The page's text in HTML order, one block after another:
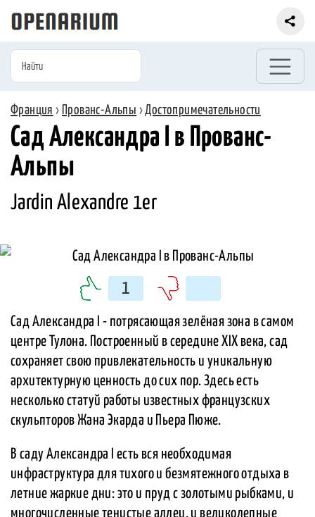
Франция › Прованс-Альпы ›Достопримечательности
Сад Александра I в Прованс-
Альпы
Jardin Alexandre 1er
1
Сад Александра I - потрясающая зелёная зона в самом
центре Тулона. Построенный в середине XIX века, сад
сохраняет свою привлекательность и уникальную
архитектурную ценность до сих пор. Здесь есть
несколько статуй работы известных французских
скульпторов Жана Экарда и Пьера Пюже.
В саду Александра I есть вся необходимая
инфраструктура для тихого и безмятежного отдыха в
летние жаркие дни: это и пруд с золотыми рыбками, и
многочисленные тенистые аллеи, и великолепные